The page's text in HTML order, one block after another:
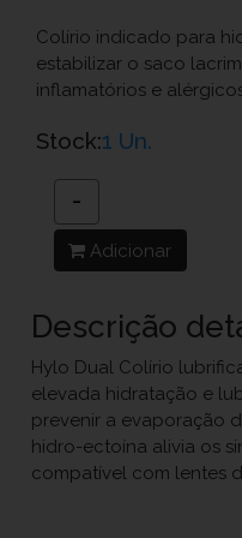
Colírio indicado para
estabilizar o saco
inflamatórios e
Stock:1 Un.
−
Adicionar
Descrição
Hylo Dual Colírio
elevada hidratação e
prevenir a evaporação
hidro-ectoína alivia os
compatível com lentes